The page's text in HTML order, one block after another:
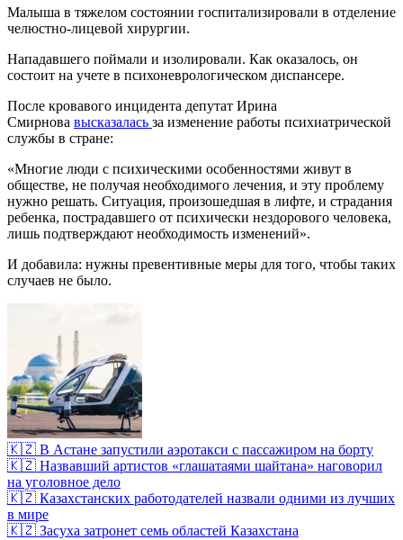
Малыша в тяжелом состоянии госпитализировали в отделение
челюстно-лицевой хирургии.
Нападавшего поймали и изолировали. Как оказалось, он
состоит на учете в психоневрологическом диспансере.
После кровавого инцидента депутат Ирина
Смирнова высказалась за изменение работы психиатрической
службы в стране:
«Многие люди с психическими особенностями живут в
обществе, не получая необходимого лечения, и эту проблему
нужно решать. Ситуация, произошедшая в лифте, и страдания
ребенка, пострадавшего от психически нездорового человека,
лишь подтверждают необходимость изменений».
И добавила: нужны превентивные меры для того, чтобы таких
случаев не было.
🇰🇿 В Астане запустили аэротакси с пассажиром на борту
🇰🇿 Назвавший артистов «глашатаями шайтана» наговорил
на уголовное дело
🇰🇿 Казахстанских работодателей назвали одними из лучших
в мире
🇰🇿 Засуха затронет семь областей Казахстана